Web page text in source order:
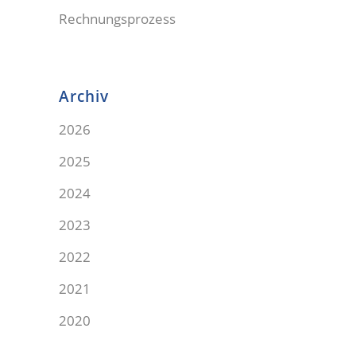
Rechnungsprozess
Archiv
2026
2025
2024
2023
2022
2021
2020